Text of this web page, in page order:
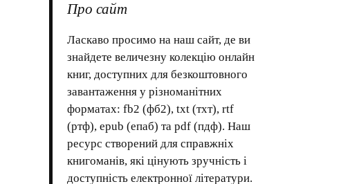
Про сайт
Ласкаво просимо на наш сайт, де ви
знайдете величезну колекцію онлайн
книг, доступних для безкоштовного
завантаження у різноманітних
форматах: fb2 (фб2), txt (тхт), rtf
(ртф), epub (епаб) та pdf (пдф). Наш
ресурс створений для справжніх
книгоманів, які цінують зручність і
доступність електронної літератури.